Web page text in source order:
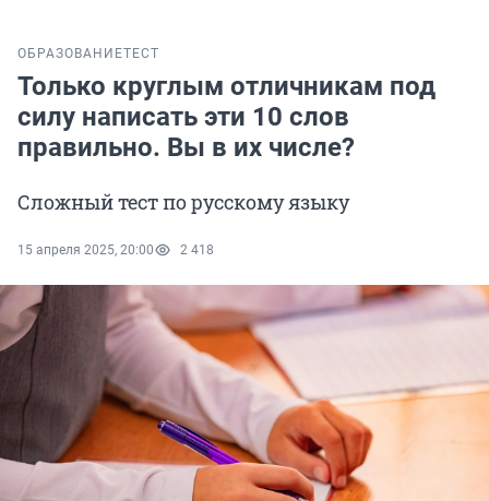
ОБРАЗОВАНИЕТЕСТ
Только круглым отличникам под
силу написать эти 10 слов
правильно. Вы в их числе?
Сложный тест по русскому языку
15 апреля 2025, 20:00 2 418